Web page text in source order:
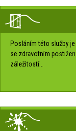
Posláním této služby
se zdravotním
záležitostí...